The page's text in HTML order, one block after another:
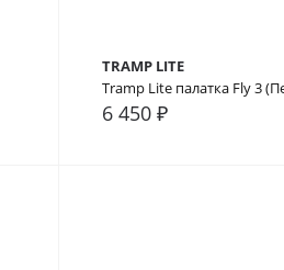
TRAMP LITE
Tramp Lite палатка Fly 3
6 450 ₽
В сравнение